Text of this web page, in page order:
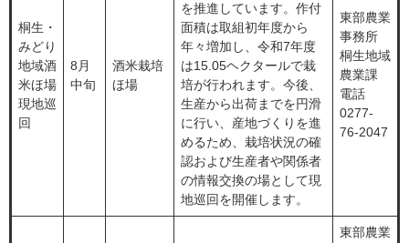
桐生・
みどり
地域酒
米ほ場
現地巡
回
8月
中旬
酒米栽培
ほ場
を推進しています。作付
面積は取組初年度から
年々増加し、令和7年度
は15.05ヘクタールで栽
培が行われます。今後、
生産から出荷までを円滑
に行い、産地づくりを進
めるため、栽培状況の確
認および生産者や関係者
の情報交換の場として現
地巡回を開催します。
東部農業
事務所
桐生地域
農業課
電話
0277-
76-2047
東部農業